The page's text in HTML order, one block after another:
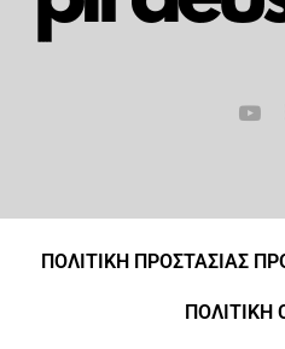
ΠΟΛΙΤΙΚΗ ΠΡΟΣΤΑΣΙΑΣ
ΠΟΛΙΤΙΚΗ